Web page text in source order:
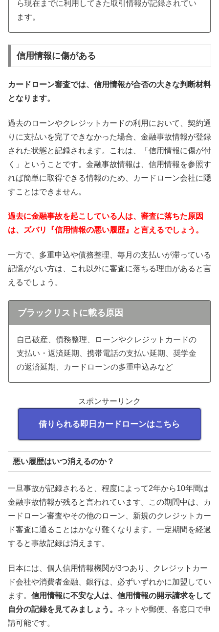
ら現在までに利用してきた取引情報が記録されてい
ます。
信用情報に傷がある
カードローン審査では、信用情報が合否の大きな判断材料
となります。
過去のローンやクレジットカードの利用において、契約通
りに支払いを完了できなかった場合、金融事故情報が登録
された状態と記録されます。これは、「信用情報に傷が付
く」ということです。金融事故情報は、信用情報を参照す
れば簡単に取得できる情報のため、カードローン会社に隠
すことはできません。
過去に金融事故を起こしている人は、審査に落ちた原因
は、ズバリ『信用情報の悪い履歴』と言えるでしょう。
一方で、多重申込や債務整理、毎月の支払いが滞っている
記憶がない方は、これ以外に審査に落ちる理由があると言
えるでしょう。
ブラックリストに載る原因
自己破産、債務整理、ローンやクレジットカードの
支払い・返済延期、携帯電話の支払い延期、奨学金
の返済延期、カードローンの多重申込みなど
スポンサーリンク
借りられる即日カードローンはこちら
悪い履歴はいつ消えるのか？
一旦事故が記録されると、程度によって2年から10年間は
金融事故情報が残ると言われています。この期間中は、カ
ードローン審査やその他のローン、新規のクレジットカー
ド審査に通ることはかなり難くなります。一定期間を経過
すると事故記録は消えます。
日本には、個人信用情報機関が3つあり、クレジットカー
ド会社や消費者金融、銀行は、必ずいずれかに加盟してい
ます。 信用情報に不安な人は、信用情報の開示請求をして
自分の記録を見てみましょう。 ネットや郵便、各窓口で申
請可能です。